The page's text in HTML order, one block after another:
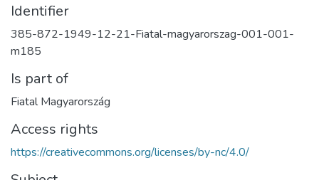
Identifier
385-872-1949-12-21-Fiatal-magyarorszag-001-001-
m185
Is part of
Fiatal Magyarország
Access rights
https://creativecommons.org/licenses/by-nc/4.0/